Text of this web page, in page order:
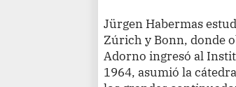
Jürgen Habermas
Zúrich y Bonn, donde
Adorno ingresó al
1964, asumió la